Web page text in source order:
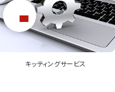
法人向けノートPC